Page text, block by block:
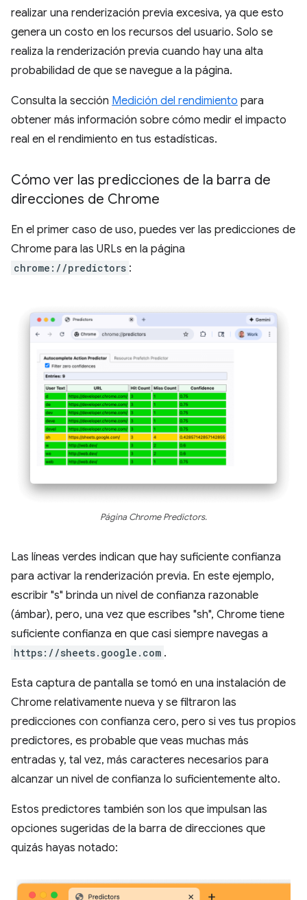
realizar una renderización previa excesiva, ya que esto
genera un costo en los recursos del usuario. Solo se
realiza la renderización previa cuando hay una alta
probabilidad de que se navegue a la página.
Consulta la sección Medición del rendimiento para
obtener más información sobre cómo medir el impacto
real en el rendimiento en tus estadísticas.
Cómo ver las predicciones de la barra de
direcciones de Chrome
En el primer caso de uso, puedes ver las predicciones de
Chrome para las URLs en la página
chrome://predictors :
Página Chrome Predictors.
Las líneas verdes indican que hay suficiente confianza
para activar la renderización previa. En este ejemplo,
escribir "s" brinda un nivel de confianza razonable
(ámbar), pero, una vez que escribes "sh", Chrome tiene
suficiente confianza en que casi siempre navegas a
https://sheets.google.com .
Esta captura de pantalla se tomó en una instalación de
Chrome relativamente nueva y se filtraron las
predicciones con confianza cero, pero si ves tus propios
predictores, es probable que veas muchas más
entradas y, tal vez, más caracteres necesarios para
alcanzar un nivel de confianza lo suficientemente alto.
Estos predictores también son los que impulsan las
opciones sugeridas de la barra de direcciones que
quizás hayas notado: